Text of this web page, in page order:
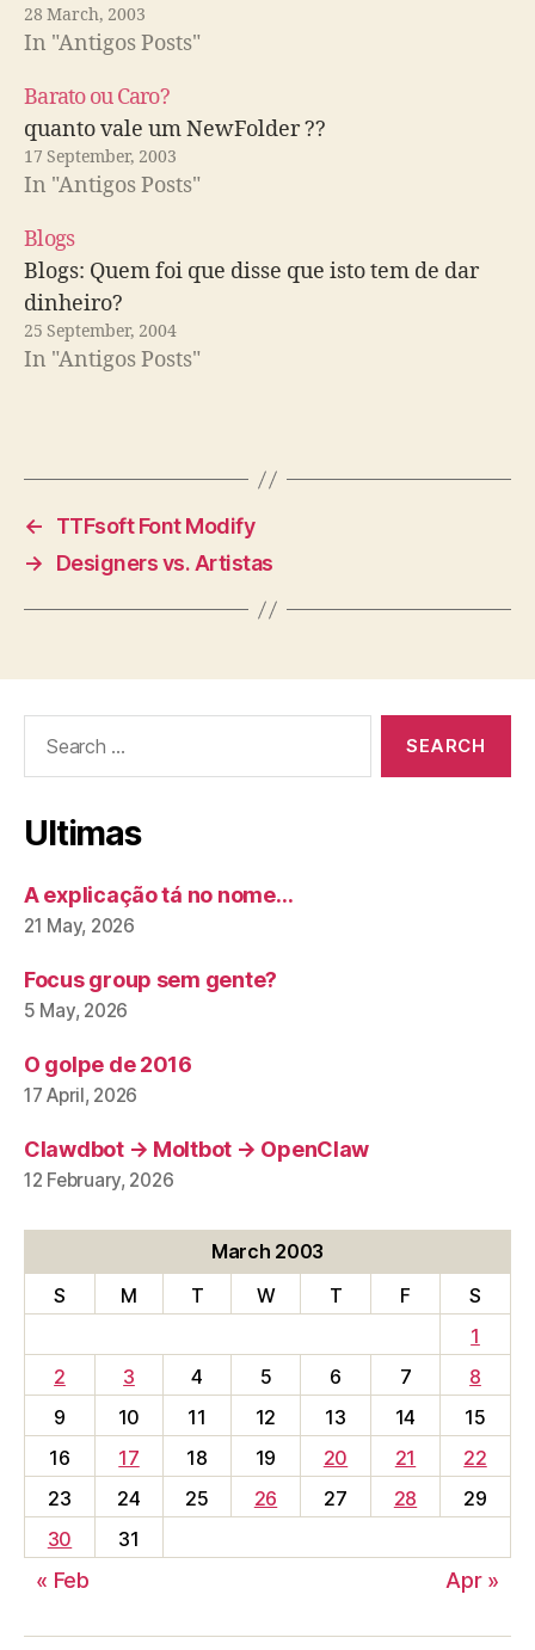
28 March, 2003
In "Antigos Posts"
Barato ou Caro?
quanto vale um NewFolder ??
17 September, 2003
In "Antigos Posts"
Blogs
Blogs: Quem foi que disse que isto tem de dar
dinheiro?
25 September, 2004
In "Antigos Posts"
←
TTFsoft Font Modify
→
Designers vs. Artistas
Ultimas
A explicação tá no nome…
21 May, 2026
Focus group sem gente?
5 May, 2026
O golpe de 2016
17 April, 2026
Clawdbot → Moltbot → OpenClaw
12 February, 2026
March 2003
S
M T W T F
S
1
2
3 4 5 6 7
8
9
10 11 12 13 14
15
16
17 18 19 20 21
22
23
24 25 26 27 28
29
30
31
« Feb Apr »